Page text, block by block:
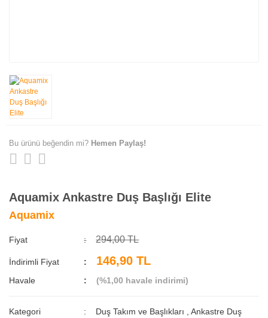
Bu ürünü beğendin mi? Hemen Paylaş!
Aquamix Ankastre Duş Başlığı Elite
Aquamix
Fiyat 294,00 TL
İndirimli Fiyat 146,90 TL
Havale (%1,00 havale indirimi)
Kategori Duş Takım ve Başlıkları ,Ankastre Duş